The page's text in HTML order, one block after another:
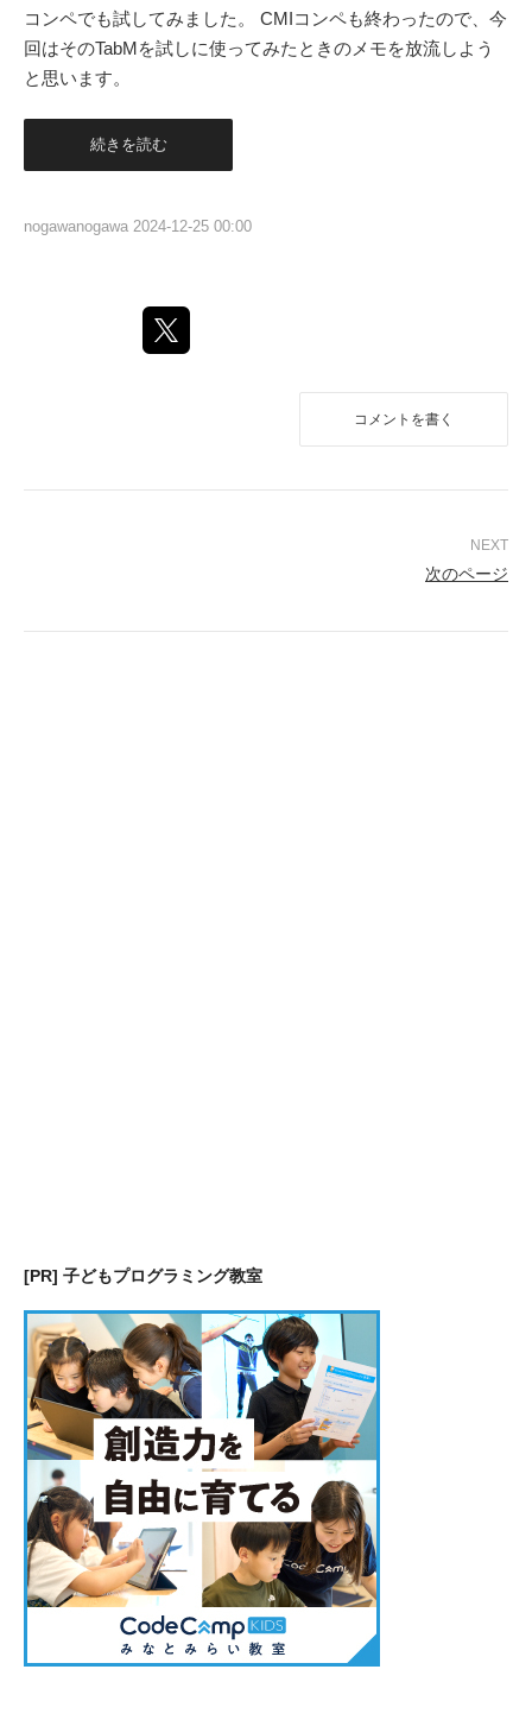
コンペでも試してみました。 CMIコンペも終わったので、今
回はそのTabMを試しに使ってみたときのメモを放流しよう
と思います。
続きを読む
nogawanogawa 2024-12-25 00:00
コメントを書く
次のページ
[PR] 子どもプログラミング教室